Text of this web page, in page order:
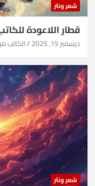
شعر ونثر
قطار اللاعودة
ديسمبر 15, 2025 الكاتب
شعر ونثر